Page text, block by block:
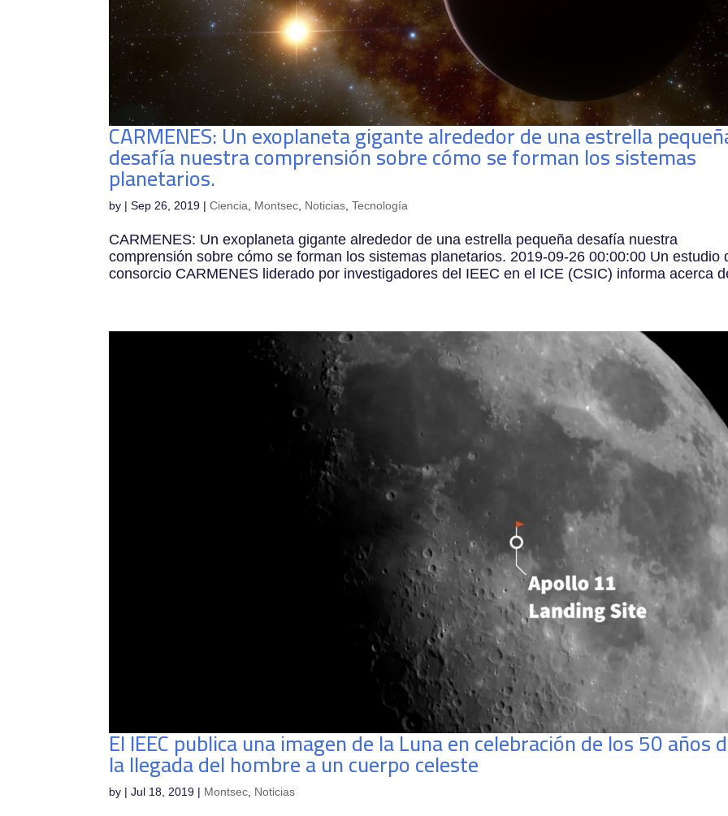
CARMENES: Un exoplaneta gigante alrededor de una estrella
desafía nuestra comprensión sobre cómo se forman los sistemas
planetarios.
by |Sep 26, 2019 |Ciencia Montsec Noticias ,Tecnología
CARMENES: Un exoplaneta gigante alrededor de una estrella pequeña desafía nuestra
comprensión sobre cómo se forman los sistemas planetarios. 2019-09-26 00:00:00 Un estudio
consorcio CARMENES liderado por investigadores del IEEC en el ICE (CSIC) informa acerca
El IEEC publica una imagen de la Luna en celebración de los 50 años
la llegada del hombre a un cuerpo celeste
by |Jul 18, 2019 | Montsec Noticias